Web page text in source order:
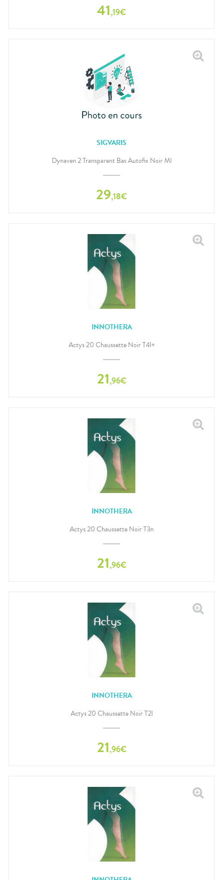
41,19€
SIGVARIS
Dynaven 2 Transparent Bas Autofix Noir Ml
29,18€
INNOTHERA
Actys 20 Chaussette Noir T4l+
21,96€
INNOTHERA
Actys 20 Chaussette Noir T3n
21,96€
INNOTHERA
Actys 20 Chaussette Noir T2l
21,96€